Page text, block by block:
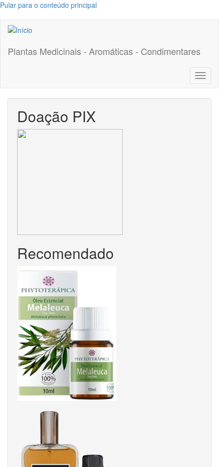
Pular para o conteúdo principal
Plantas Medicinais - Aromáticas - Condimentares
Doação PIX
Recomendado